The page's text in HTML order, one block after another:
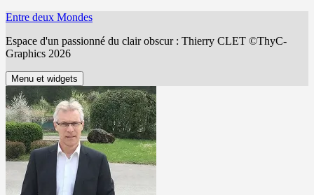
Aller
contenu
Entre deux Mondes
Espace d'un passionné du clair obscur : Thierry CLET ©ThyC-
Graphics 2026
Menu et widgets